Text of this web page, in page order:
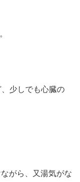
少しでも心臓の
がら、又湯気がな